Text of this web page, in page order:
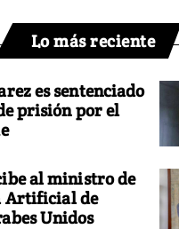
Lo más reciente
es sentenciado
prisión por el
al ministro de
Artificial de
Unidos